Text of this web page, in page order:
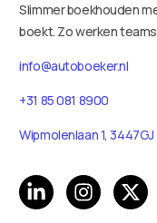
Slimmer boekhouden
boekt. Zo werken
info@autoboeker.nl
+31 85 081 8900
Wipmolenlaan 1,